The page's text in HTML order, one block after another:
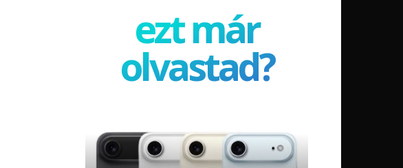
ezt már
olvastad?